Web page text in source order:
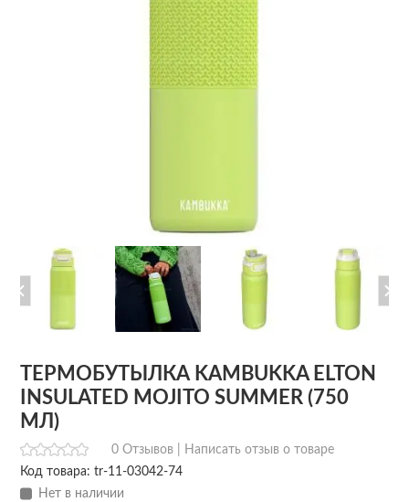
ТЕРМОБУТЫЛКА KAMBUKKA ELTON
INSULATED MOJITO SUMMER (750
МЛ)
0 Отзывов |
Написать отзыв о товаре
Код товара: tr-11-03042-74
Нет в наличии